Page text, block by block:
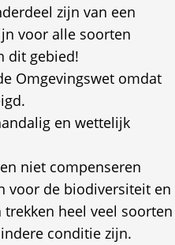
zijn van een
voor alle soorten
dit gebied!
Omgevingswet omdat
en wettelijk
niet compenseren
voor de biodiversiteit en
heel veel soorten
conditie zijn.